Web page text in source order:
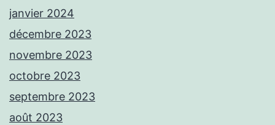
janvier 2024
décembre 2023
novembre 2023
octobre 2023
septembre 2023
août 2023